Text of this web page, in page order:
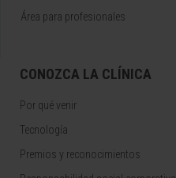
Área para profesionales
CONOZCA LA CLÍNICA
Por qué venir
Tecnología
Premios y reconocimientos